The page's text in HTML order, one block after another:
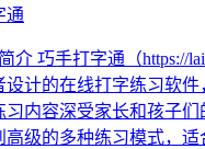
通
介 巧手打字通（https://
设计的在线打字练习软
习内容深受家长和孩子们
高级的多种练习模式，